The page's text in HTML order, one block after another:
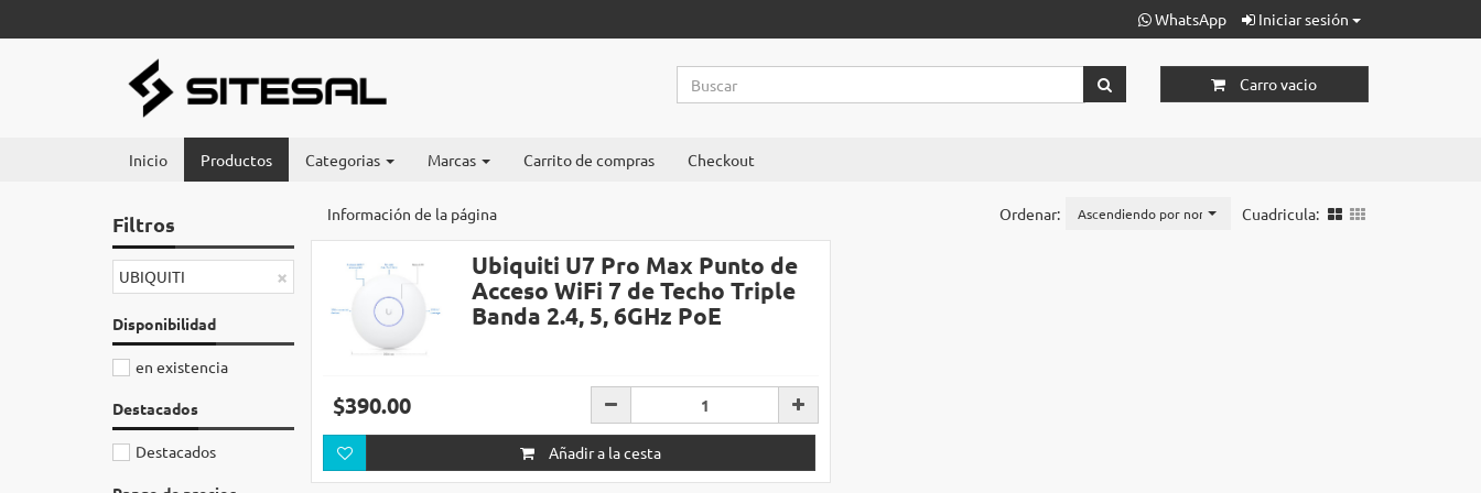
WhatsApp Iniciar sesión
Carro vacio
Inicio Productos Categorias Marcas Carrito de compras Checkout
Filtros
×
UBIQUITI
Disponibilidad
en existencia
Destacados
Destacados
Cuadricula:
Ordenar: Ascendiendo por nombre
Información de la página
Ubiquiti U7 Pro Max Punto de
Acceso WiFi 7 de Techo Triple
Banda 2.4, 5, 6GHz PoE
$390.00
Añadir a la cesta